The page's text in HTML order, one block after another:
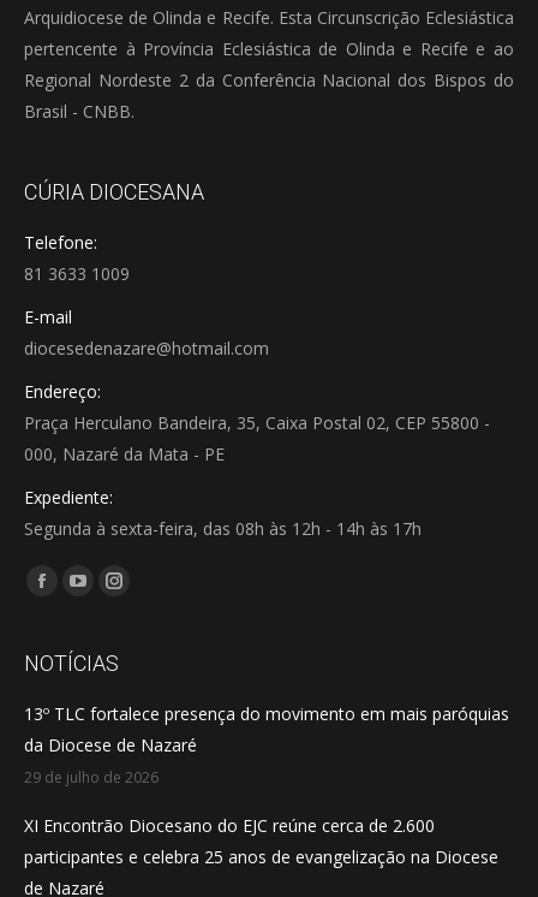
Arquidiocese de Olinda e Recife. Esta Circunscrição Eclesiástica
pertencente à Província Eclesiástica de Olinda e Recife e ao
Regional Nordeste 2 da Conferência Nacional dos Bispos do
Brasil - CNBB.
CÚRIA DIOCESANA
Telefone:
81 3633 1009
E-mail
diocesedenazare@hotmail.com
Endereço:
Praça Herculano Bandeira, 35, Caixa Postal 02, CEP 55800 -
000, Nazaré da Mata - PE
Expediente:
Segunda à sexta-feira, das 08h às 12h - 14h às 17h
Encontre-nos em:
Facebook
opens
new
window
YouTube
opens
new
window
Instagram
opens
new
window
NOTÍCIAS
13º TLC fortalece presença do movimento em mais paróquias
da Diocese de Nazaré
29 de julho de 2026
XI Encontrão Diocesano do EJC reúne cerca de 2.600
participantes e celebra 25 anos de evangelização na Diocese
de Nazaré